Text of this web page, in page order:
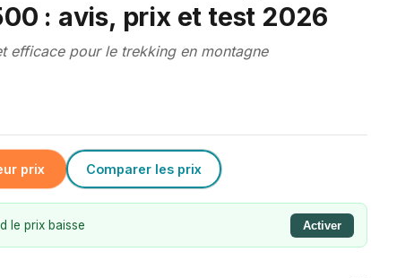
: avis, prix et test 2026
efficace pour le trekking en montagne
prix Comparer les prix
le prix baisse Activer